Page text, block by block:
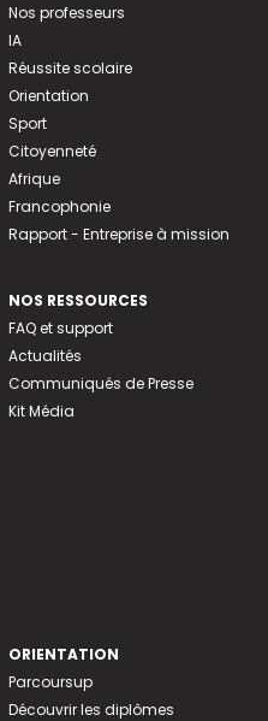
Nos professeurs
IA
Réussite scolaire
Orientation
Sport
Citoyenneté
Afrique
Francophonie
Rapport - Entreprise à mission
NOS RESSOURCES
FAQ et support
Actualités
Communiqués de Presse
Kit Média
ORIENTATION
Parcoursup
Découvrir les diplômes